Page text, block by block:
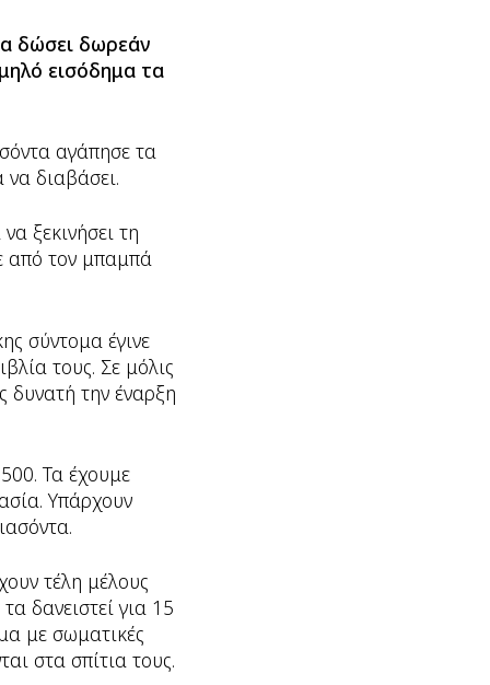
δώσει δωρεάν
εισόδημα τα
αγάπησε τα
να διαβάσει.
ξεκινήσει τη
από τον μπαμπά
σύντομα έγινε
τους. Σε μόλις
δυνατή την έναρξη
Τα έχουμε
Υπάρχουν
τέλη μέλους
δανειστεί για 15
με σωματικές
στα σπίτια τους.